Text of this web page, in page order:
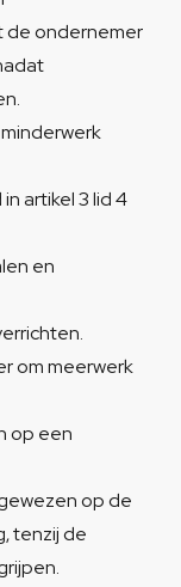
de ondernemer
artikel 3 lid 4
en
om meerwerk
op een
op de
tenzij de